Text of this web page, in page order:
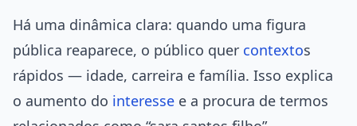
Há uma dinâmica clara: quando uma figura
pública reaparece, o público quer contextos
rápidos — idade, carreira e família. Isso explica
o aumento do interesse e a procura de termos